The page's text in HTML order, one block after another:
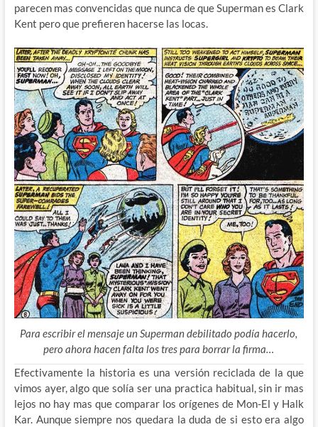
parecen mas convencidas que nunca de que Superman es Clark
Kent pero que prefieren hacerse las locas.
Para escribir el mensaje un Superman debilitado podía hacerlo,
pero ahora hacen falta los tres para borrar la firma…
Efectivamente la historia es una versión reciclada de la que
vimos ayer, algo que solía ser una practica habitual, sin ir mas
lejos no hay mas que comparar los orígenes de Mon-El y Halk
Kar. Aunque siempre nos quedara la duda de si esto era algo